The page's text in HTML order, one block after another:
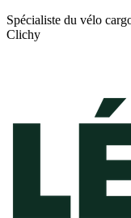
Spécialiste du vélo
Clichy